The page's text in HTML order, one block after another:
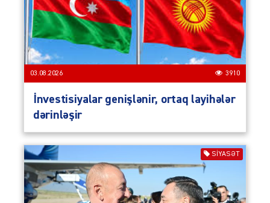
03.08.2026 3910
İnvestisiyalar genişlənir, ortaq layihələr
dərinləşir
SIYASƏT